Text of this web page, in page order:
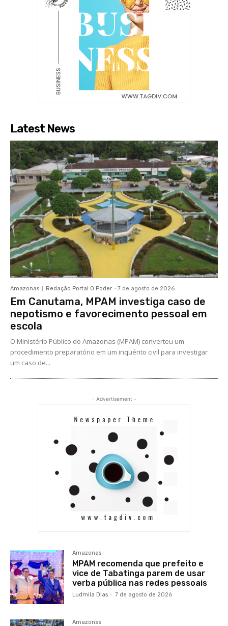
Latest News
Amazonas Redação Portal O Poder - 7 de agosto de 2026
Em Canutama, MPAM investiga caso de
nepotismo e favorecimento pessoal em
escola
O Ministério Público do Amazonas (MPAM) converteu um
procedimento preparatório em um inquérito civil para investigar
um caso de...
- Advertisement -
Amazonas
MPAM recomenda que prefeito e
vice de Tabatinga parem de usar
verba pública nas redes pessoais
Ludmila Dias - 7 de agosto de 2026
Amazonas